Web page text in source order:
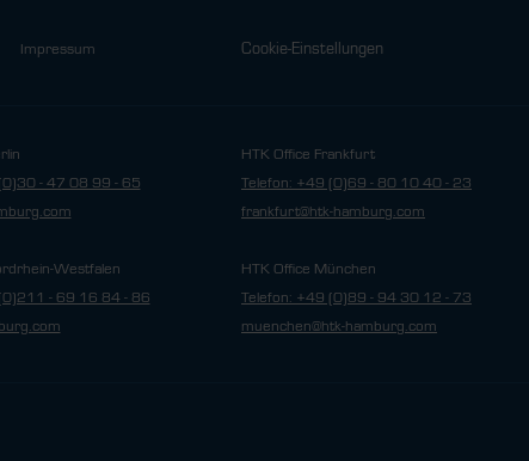
Impressum Cookie-Einstellungen
- 47 08 99 - 65
Westfalen
- 69 16 84 - 86
HTK Office Frankfurt
Telefon: +49 (0)69 - 80 10 40 - 23
frankfurt@htk-hamburg.com
HTK Office München
Telefon: +49 (0)89 - 94 30 12 - 73
muenchen@htk-hamburg.com